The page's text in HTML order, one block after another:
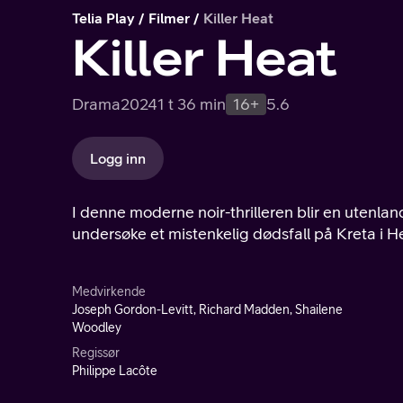
Telia Play Filmer Killer Heat
Killer Heat
Drama20241 t 36 min 16+ 5.6
Logg inn
I denne moderne noir-thrilleren blir en
undersøke et mistenkelig dødsfall på Kreta i
Medvirkende
Joseph Gordon-Levitt, Richard Madden, Shailene
Woodley
Regissør
Philippe Lacôte